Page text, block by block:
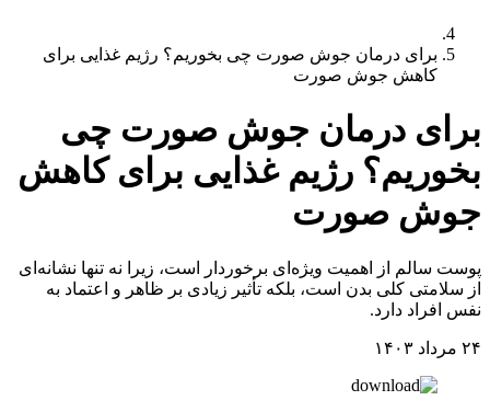
برای درمان جوش صورت چی بخوریم؟ رژیم غذایی برای
کاهش جوش صورت
برای درمان جوش صورت چی
بخوریم؟ رژیم غذایی برای کاهش
جوش صورت
پوست سالم از اهمیت ویژه‌ای برخوردار است، زیرا نه تنها نشانه‌ای
از سلامتی کلی بدن است، بلکه تأثیر زیادی بر ظاهر و اعتماد به
نفس افراد دارد.
۲۴ مرداد ۱۴۰۳